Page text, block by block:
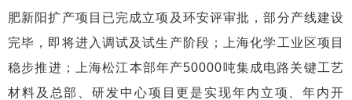
肥新阳扩产项目已完成立项及环安评审批，部分产线建设
完毕，即将进入调试及试生产阶段；上海化学工业区项目
稳步推进；上海松江本部年产50000吨集成电路关键工艺
材料及总部、研发中心项目更是实现年内立项、年内开